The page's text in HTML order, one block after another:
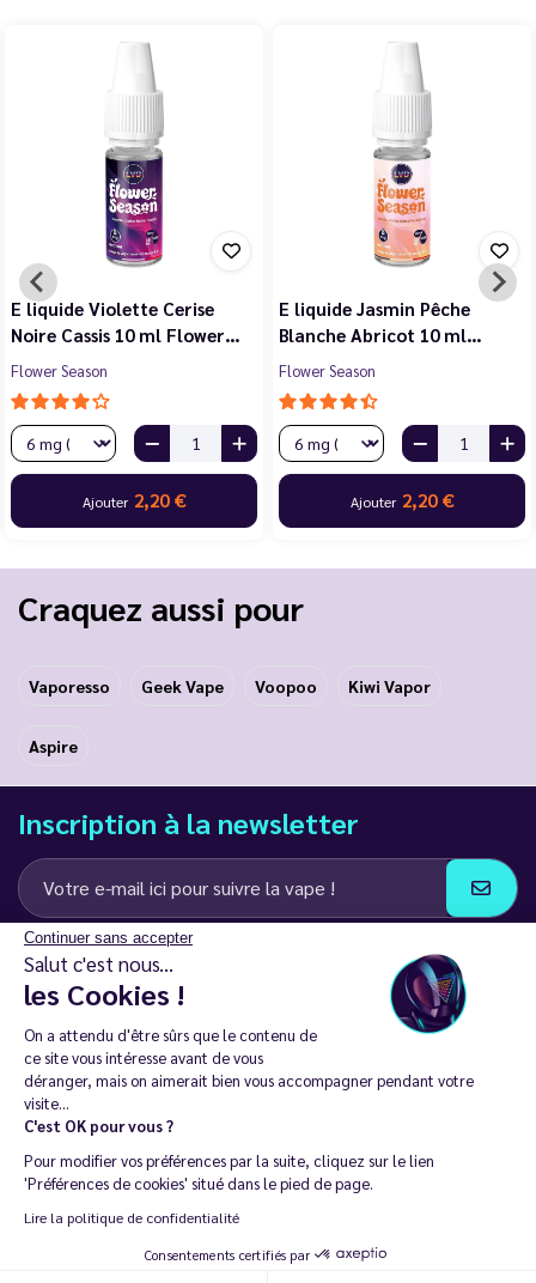
Continuer sans accepter
Salut c'est nous...
les Cookies !
On a attendu d'être sûrs que le contenu de
ce site vous intéresse avant de vous
déranger, mais on aimerait bien vous accompagner pendant votre
visite...
C'est OK pour vous ?
Pour modifier vos préférences par la suite, cliquez sur le lien
'Préférences de cookies' situé dans le pied de page.
Lire la politique de confidentialité
Consentements certifiés par
E liquide Violette Cerise
Noire Cassis 10 ml Flower…
Flower Season
Ajouter 2,20 €
E liquide Jasmin Pêche
Blanche Abricot 10 ml…
Flower Season
Ajouter 2,20 €
Craquez aussi pour
Vaporesso Geek Vape Voopoo Kiwi Vapor
Aspire
Inscription à la newsletter
J’accepte de recevoir des communications e-mail et SMS de la part de
LD Groupe
Restez en contact
La vente de cigarette électronique est interdite chez les moins de
18 ans. 🔞
Copyright © 2014 - 2026 Le Vapoteur Discount - Tous droits